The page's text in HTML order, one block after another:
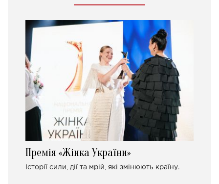
Премія «Жінка України»
Історії сили, дії та мрій, які змінюють країну.